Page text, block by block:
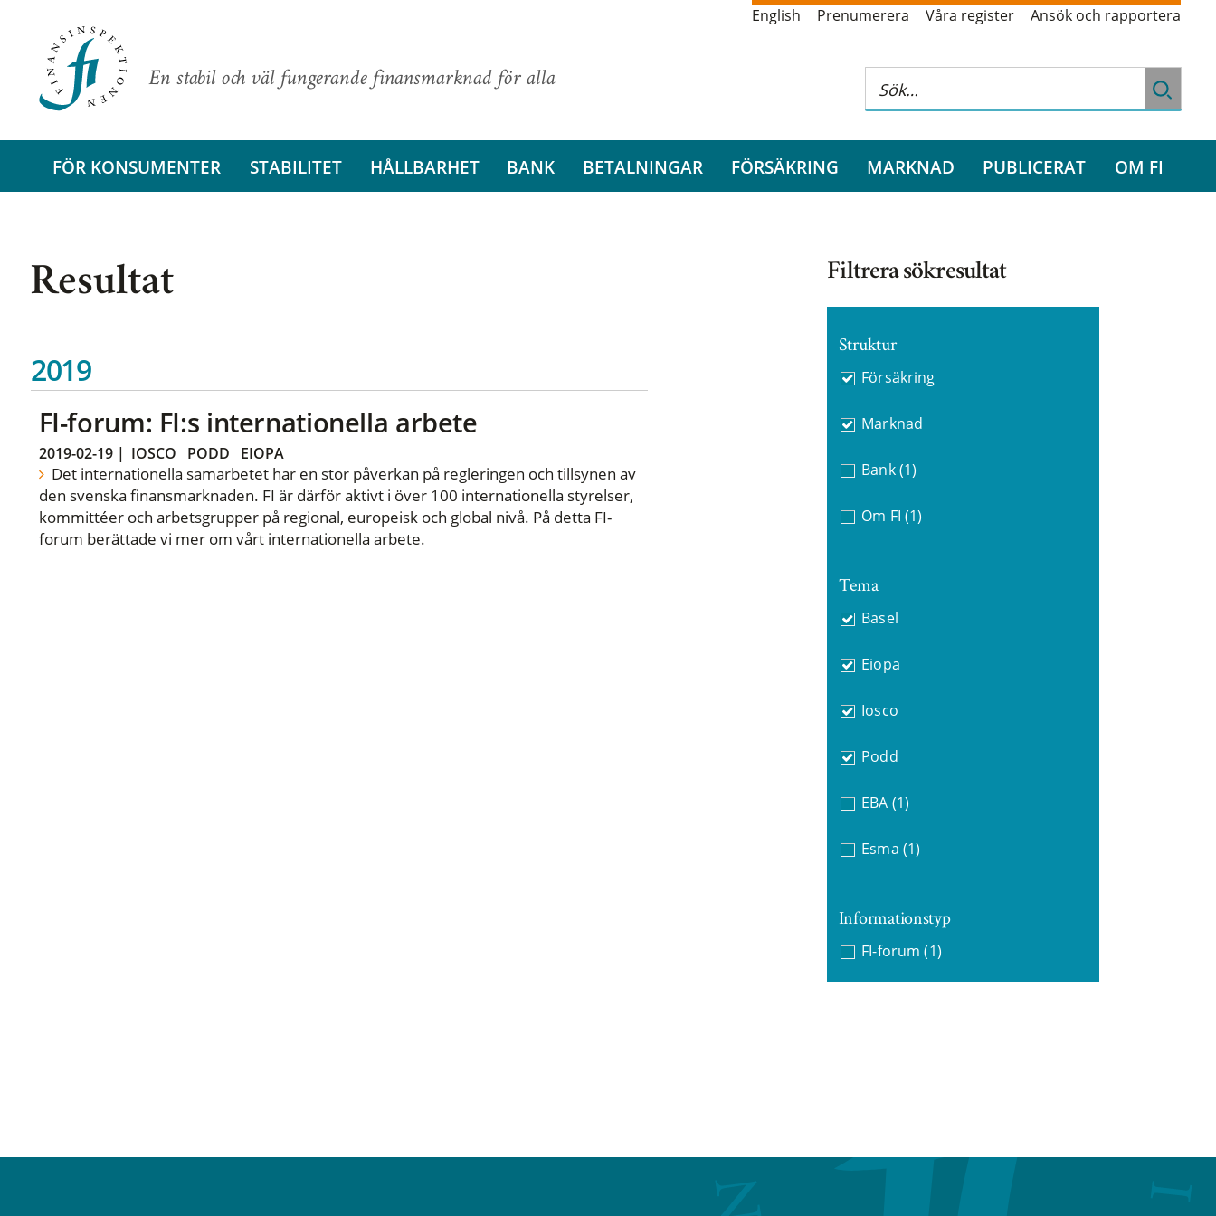
En stabil och väl fungerande finansmarknad för alla
English Prenumerera Våra register Ansök och rapportera
FÖR KONSUMENTER STABILITET HÅLLBARHET BANK BETALNINGAR FÖRSÄKRING MARKNAD PUBLICERAT OM FI
Resultat
2019
FI-forum: FI:s internationella arbete
2019-02-19| IOSCO PODD EIOPA
Det internationella samarbetet har en stor påverkan på regleringen och tillsynen av
den svenska finansmarknaden. FI är därför aktivt i över 100 internationella styrelser,
kommittéer och arbetsgrupper på regional, europeisk och global nivå. På detta FI-
forum berättade vi mer om vårt internationella arbete.
Filtrera sökresultat
Struktur
Försäkring
Marknad
Bank (1)
Om FI (1)
Tema
Basel
Eiopa
Iosco
Podd
EBA (1)
Esma (1)
Informationstyp
FI-forum (1)